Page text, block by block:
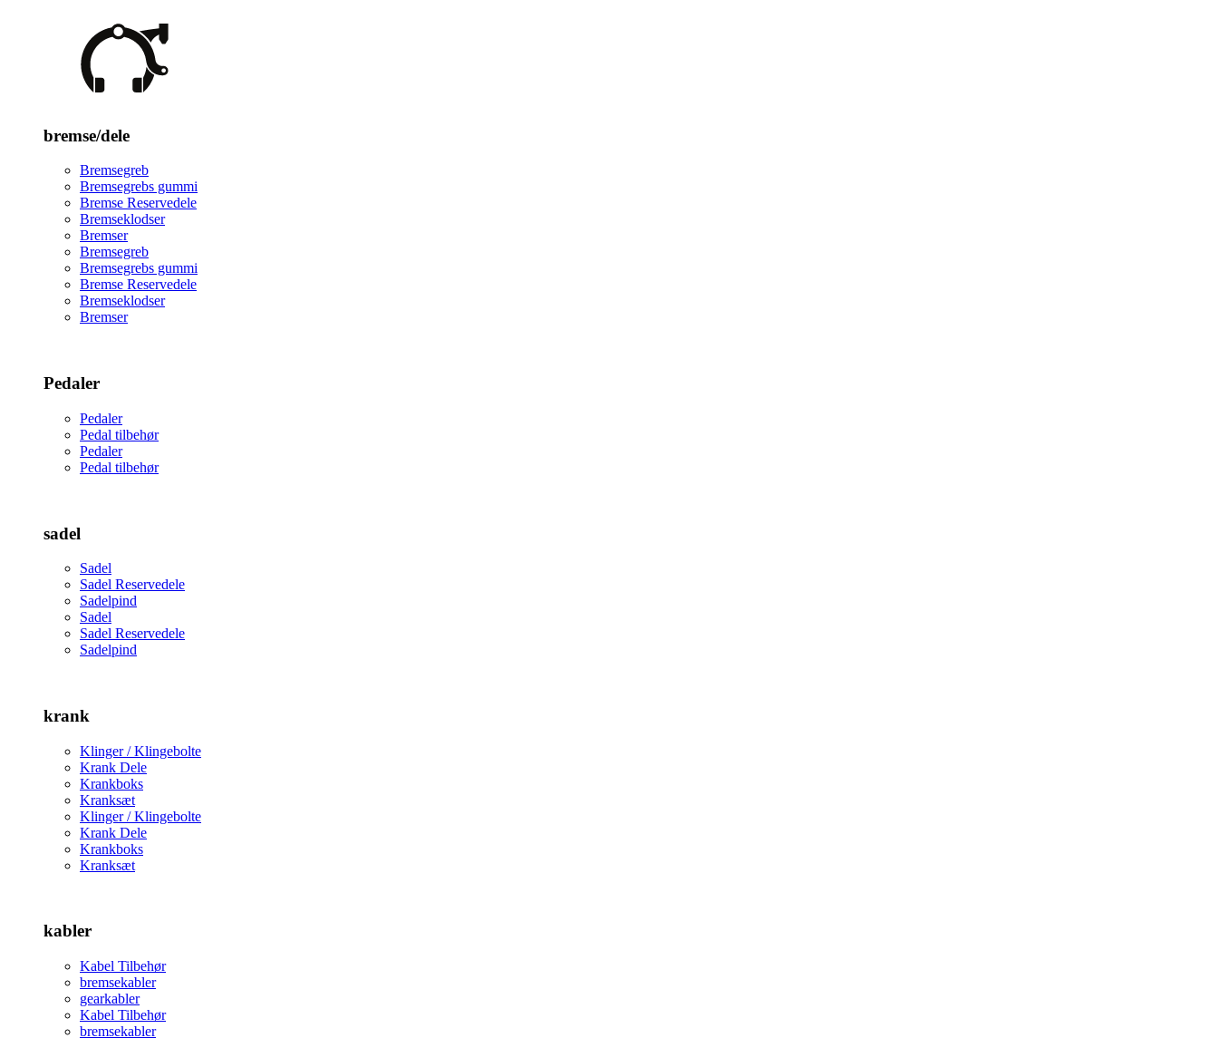
bremse/dele
Bremsegreb
Bremsegrebs gummi
Bremse Reservedele
Bremseklodser
Bremser
Bremsegreb
Bremsegrebs gummi
Bremse Reservedele
Bremseklodser
Bremser
Pedaler
Pedaler
Pedal tilbehør
Pedaler
Pedal tilbehør
sadel
Sadel
Sadel Reservedele
Sadelpind
Sadel
Sadel Reservedele
Sadelpind
krank
Klinger / Klingebolte
Krank Dele
Krankboks
Kranksæt
Klinger / Klingebolte
Krank Dele
Krankboks
Kranksæt
kabler
Kabel Tilbehør
bremsekabler
gearkabler
Kabel Tilbehør
bremsekabler